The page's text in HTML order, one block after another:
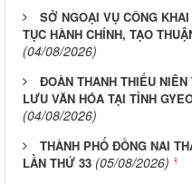
SỞ NGOẠI VỤ CÔNG
TỤC HÀNH CHÍNH, TẠO
(04/08/2026)
ĐOÀN THANH THIẾU
LƯU VĂN HÓA TẠI TỈNH
(04/08/2026)
THÀNH PHỐ ĐỒNG NAI
LẦN THỨ 33 (05/08/2026)